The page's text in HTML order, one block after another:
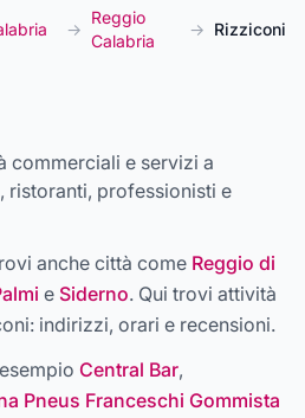
→
Reggio
Calabria
→ Rizziconi
commerciali e servizi a
ristoranti, professionisti e
anche città come Reggio di
e Siderno. Qui trovi attività
: indirizzi, orari e recensioni.
Central Bar,
Pneus Franceschi Gommista